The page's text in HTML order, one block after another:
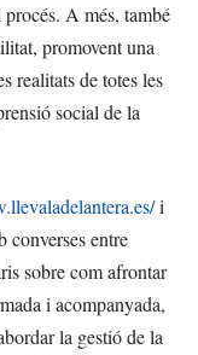
procés. A més, també
promovent una
realitats de totes les
social de la
i
converses entre
sobre com afrontar
i acompanyada,
la gestió de la